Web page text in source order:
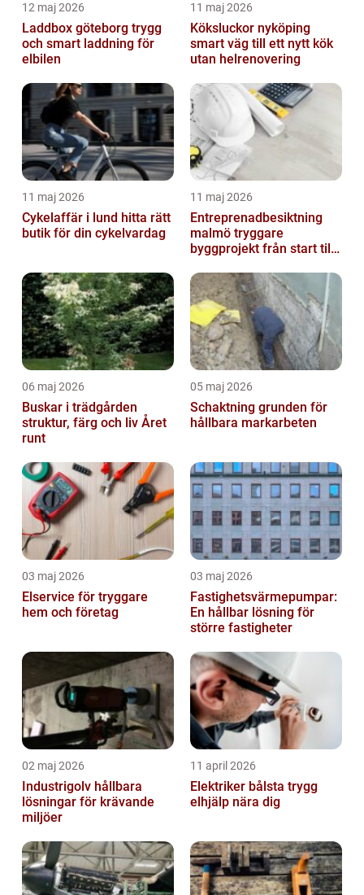
12 maj 2026
Laddbox göteborg trygg
och smart laddning för
elbilen
11 maj 2026
Köksluckor nyköping
smart väg till ett nytt kök
utan helrenovering
11 maj 2026
Cykelaffär i lund hitta rätt
butik för din cykelvardag
11 maj 2026
Entreprenadbesiktning
malmö tryggare
byggprojekt från start till
06 maj 2026
Buskar i trädgården
struktur, färg och liv Året
runt
05 maj 2026
Schaktning grunden för
hållbara markarbeten
03 maj 2026
Elservice för tryggare
hem och företag
03 maj 2026
Fastighetsvärmepumpar:
En hållbar lösning för
större fastigheter
02 maj 2026
Industrigolv hållbara
lösningar för krävande
miljöer
11 april 2026
Elektriker bålsta trygg
elhjälp nära dig